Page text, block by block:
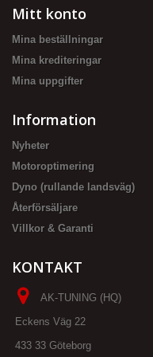
Mitt konto
Mina beställningar
Mina krediteringar
Mina uppgifter
Information
Nyheter
Motoroptimering
Dyno (rullande landsväg)
Återförsäljare
Villkor & Garanti
KONTAKT
AK-TUNING (HQ)
Eckens Väg 22
433 33 Göteborg